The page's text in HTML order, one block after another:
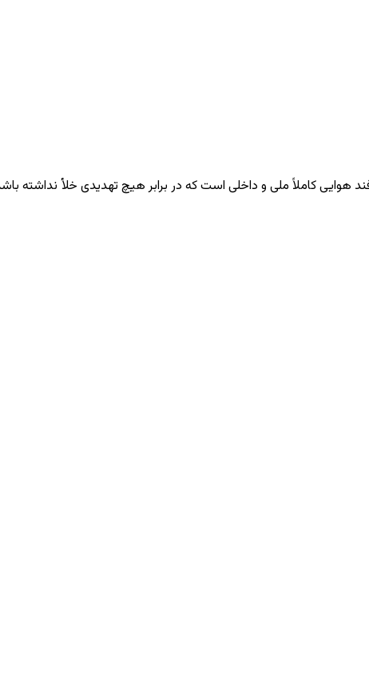
هوایی کاملاً ملی و داخلی است که در برابر هیچ تهدیدی خلأ نداشته